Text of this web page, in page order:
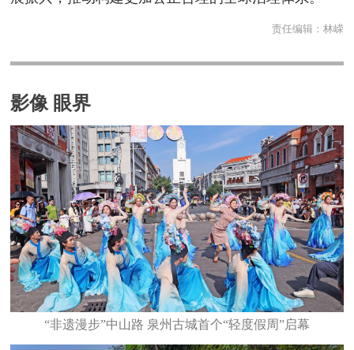
责任编辑： 林嵘
影像 眼界
“非遗漫步”中山路 泉州古城首个“轻度假周”启幕